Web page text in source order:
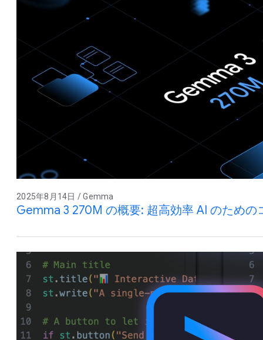
2025年8月14日 / Gemma
Gemma 3 270M の概要: 超高効率 AI のための